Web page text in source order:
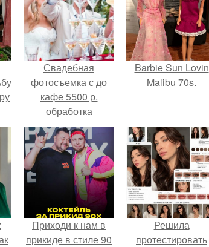
Свадебная
фотосъемка с до
кафе 5500 р.
обработка
бесплатно.
Barbie Sun Lovin
Malibu 70s.
Приходи к нам в
прикиде в стиле 90
Решила
протестировать